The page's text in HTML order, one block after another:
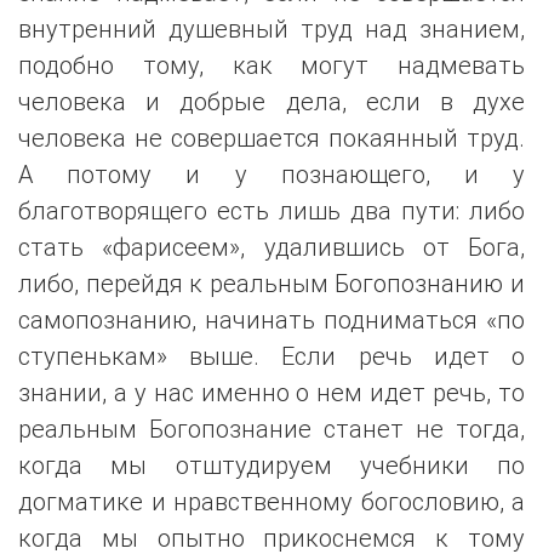
внутренний душевный труд над знанием,
подобно тому, как могут надмевать
человека и добрые дела, если в духе
человека не совершается покаянный труд.
А потому и у познающего, и у
благотворящего есть лишь два пути: либо
стать «фарисеем», удалившись от Бога,
либо, перейдя к реальным Богопознанию и
самопознанию, начинать подниматься «по
ступенькам» выше. Если речь идет о
знании, а у нас именно о нем идет речь, то
реальным Богопознание станет не тогда,
когда мы отштудируем учебники по
догматике и нравственному богословию, а
когда мы опытно прикоснемся к тому